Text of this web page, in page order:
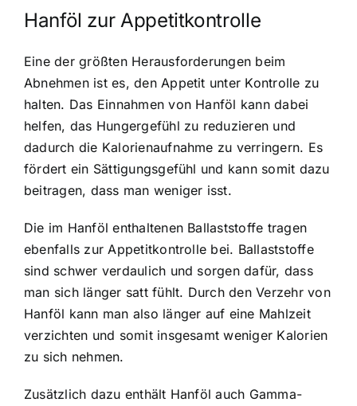
Hanföl zur Appetitkontrolle
Eine der größten Herausforderungen beim
Abnehmen ist es, den Appetit unter Kontrolle zu
halten. Das Einnahmen von Hanföl kann dabei
helfen, das Hungergefühl zu reduzieren und
dadurch die Kalorienaufnahme zu verringern. Es
fördert ein Sättigungsgefühl und kann somit dazu
beitragen, dass man weniger isst.
Die im Hanföl enthaltenen Ballaststoffe tragen
ebenfalls zur Appetitkontrolle bei. Ballaststoffe
sind schwer verdaulich und sorgen dafür, dass
man sich länger satt fühlt. Durch den Verzehr von
Hanföl kann man also länger auf eine Mahlzeit
verzichten und somit insgesamt weniger Kalorien
zu sich nehmen.
Zusätzlich dazu enthält Hanföl auch Gamma-